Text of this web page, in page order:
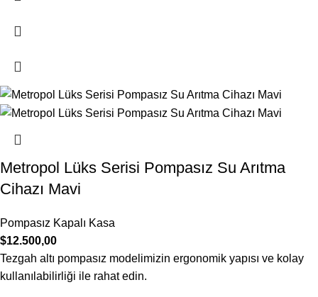
Metropol Lüks Serisi Pompasız Su Arıtma
Cihazı Mavi
Pompasız Kapalı Kasa
$12.500,00
Tezgah altı pompasız modelimizin ergonomik yapısı ve kolay
kullanılabilirliği ile rahat edin.